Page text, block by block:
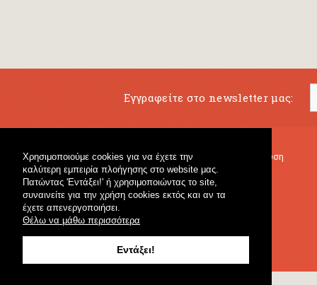
Χρησιμοποιούμε cookies για να έχετε την
καλύτερη εμπειρία πλοήγησης στο website μας.
Πατώντας 'Εντάξει!' ή χρησιμοποιώντας το site,
συναινείτε για την χρήση cookies εκτός και αν τα
έχετε απενεργοποιήσει.
Θέλω να μάθω περισσότερα
Εντάξει!
Εγγραφείτε στο newsletter μας:
Μουσικό Βιβλιοπωλείο
Κρουστά & Εκπαιδευτικό Υλικό
Γενικό Βιβλιοπωλείο
Μουσική Εκπαίδευση
Fagotto Blog